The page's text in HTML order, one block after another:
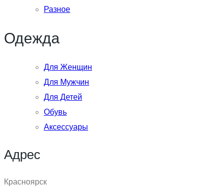
Разное
Одежда
Для Женщин
Для Мужчин
Для Детей
Обувь
Аксессуары
Адрес
Красноярск